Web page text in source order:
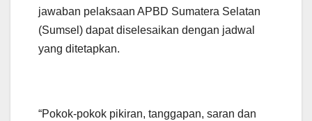
jawaban pelaksaan APBD Sumatera Selatan
(Sumsel) dapat diselesaikan dengan jadwal
yang ditetapkan.
“Pokok-pokok pikiran, tanggapan, saran dan